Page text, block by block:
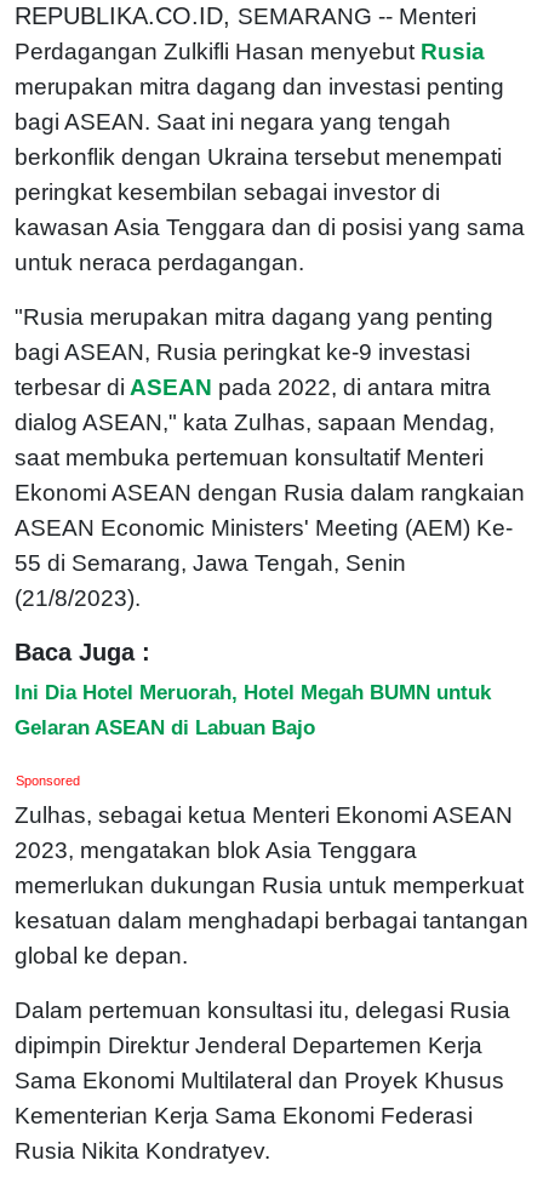
REPUBLIKA.CO.ID, SEMARANG -- Menteri
Perdagangan Zulkifli Hasan menyebut Rusia
merupakan mitra dagang dan investasi penting
bagi ASEAN. Saat ini negara yang tengah
berkonflik dengan Ukraina tersebut menempati
peringkat kesembilan sebagai investor di
kawasan Asia Tenggara dan di posisi yang sama
untuk neraca perdagangan.
"Rusia merupakan mitra dagang yang penting
bagi ASEAN, Rusia peringkat ke-9 investasi
terbesar di ASEAN pada 2022, di antara mitra
dialog ASEAN," kata Zulhas, sapaan Mendag,
saat membuka pertemuan konsultatif Menteri
Ekonomi ASEAN dengan Rusia dalam rangkaian
ASEAN Economic Ministers' Meeting (AEM) Ke-
55 di Semarang, Jawa Tengah, Senin
(21/8/2023).
Baca Juga :
Ini Dia Hotel Meruorah, Hotel Megah BUMN untuk
Gelaran ASEAN di Labuan Bajo
Sponsored
Zulhas, sebagai ketua Menteri Ekonomi ASEAN
2023, mengatakan blok Asia Tenggara
memerlukan dukungan Rusia untuk memperkuat
kesatuan dalam menghadapi berbagai tantangan
global ke depan.
Dalam pertemuan konsultasi itu, delegasi Rusia
dipimpin Direktur Jenderal Departemen Kerja
Sama Ekonomi Multilateral dan Proyek Khusus
Kementerian Kerja Sama Ekonomi Federasi
Rusia Nikita Kondratyev.